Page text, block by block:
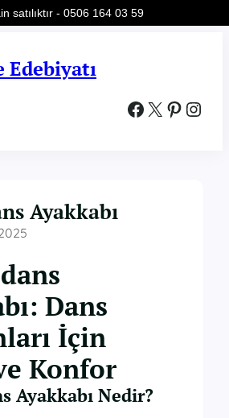
Facebook X Pinterest Instagram
Ayakkabı
Dans
İçin
Konfor
Ayakkabı Nedir?
satılıktır - 0506 164 03 59